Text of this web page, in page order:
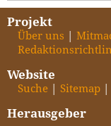
Projekt
Über uns
Website
Suche Sitemap
Herausgeber